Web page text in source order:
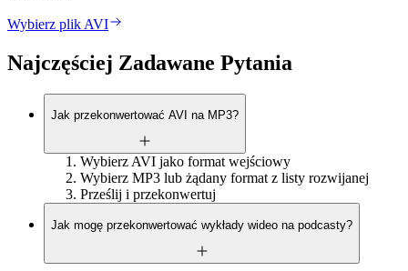
Wybierz plik AVI
Najczęściej Zadawane Pytania
Jak przekonwertować AVI na MP3?
Wybierz AVI jako format wejściowy
Wybierz MP3 lub żądany format z listy rozwijanej
Prześlij i przekonwertuj
Jak mogę przekonwertować wykłady wideo na podcasty?